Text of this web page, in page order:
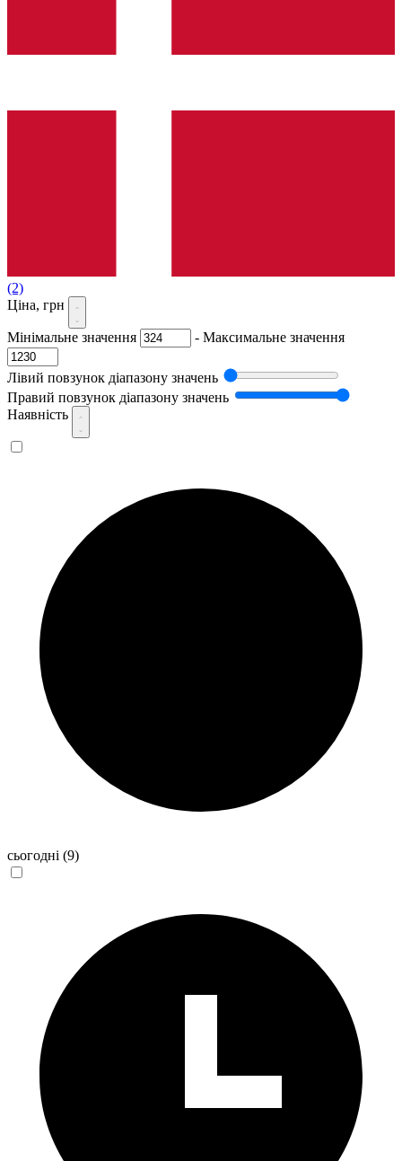
(2)
Ціна, грн
Мінімальне значення - Максимальне значення
Лівий повзунок діапазону значень
Правий повзунок діапазону значень
Наявність
сьогодні (9)